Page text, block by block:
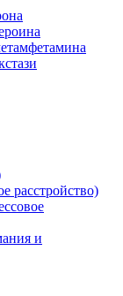
расстройство)
и